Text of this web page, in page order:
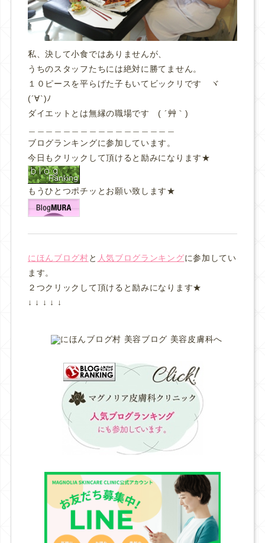
私、決して小食ではありませんが、
うちのスタッフたちには絶対に勝てません。
１０ピースを平らげた子もいてビックリです ヾ
(´∀`)ﾉ
ダイエットとは無縁の職場です ( ´艸｀)
ブログランキングに参加しています。
今日もクリックして頂けると励みになります★
もうひとつポチッとお願い致します★
にほんブログ村と 人気ブログランキングに参加してい
ます。
２つクリックして頂けると励みになります★
↓ ↓ ↓ ↓ ↓